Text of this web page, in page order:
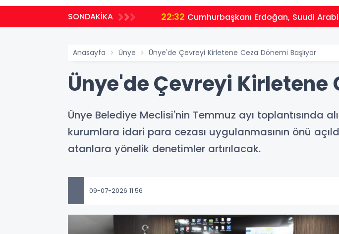
SONDAKİKA 22:32 Cumhurbaşkanı Erdoğan, Suudi
Anasayfa Ünye Ünye'de Çevreyi Kirletene Ceza Dönemi Başlıyor
Ünye'de Çevreyi Kirletene
Ünye Belediye Meclisi'nin Temmuz ayı toplantısında
kurumlara idari para cezası uygulanmasının önü
atanlara yönelik denetimler artırılacak.
09-07-2026 11:56